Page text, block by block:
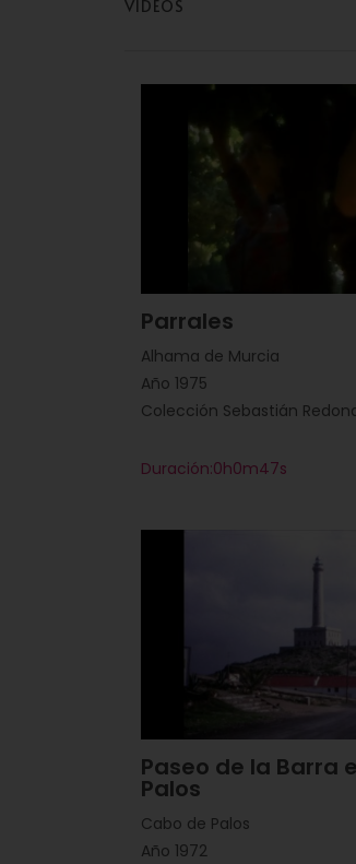
VÍDEOS
Parrales
Alhama de Murcia
Año 1975
Colección Sebastián
Duración:0h0m47s
Paseo de la Barra
Palos
Cabo de Palos
Año 1972